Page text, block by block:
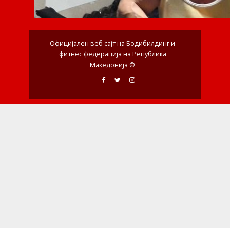
Официјален веб сајт на Бодибилдинг и
фитнес федерација на Република
Македонија ©